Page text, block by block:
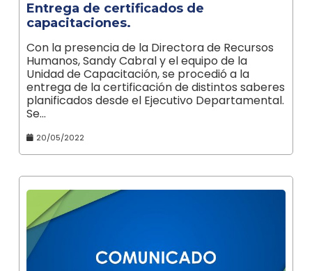
Entrega de certificados de
capacitaciones.
Con la presencia de la Directora de Recursos
Humanos, Sandy Cabral y el equipo de la
Unidad de Capacitación, se procedió a la
entrega de la certificación de distintos saberes
planificados desde el Ejecutivo Departamental.
Se…
20/05/2022